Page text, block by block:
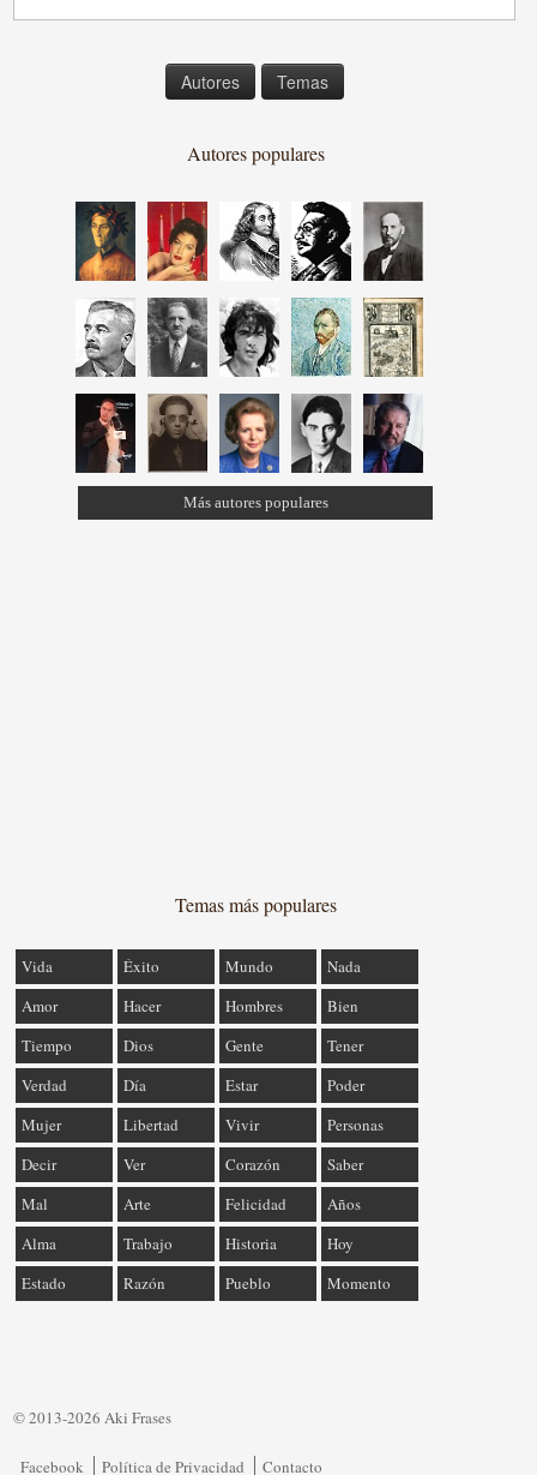
Autores Temas
Autores populares
Más autores populares
Temas más populares
Vida Éxito Mundo
Nada
Amor
Hacer Hombres
Bien
Tiempo
Dios Gente
Tener
Verdad
Día Estar
Poder
Mujer
Libertad Vivir
Personas
Decir
Ver Corazón
Saber
Mal
Arte Felicidad
Años
Alma
Trabajo Historia
Hoy
Estado
Razón Pueblo Momento
© 2013-2026 Aki Frases
Facebook Política de Privacidad Contacto